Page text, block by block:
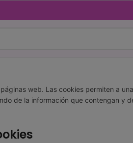
web. Las cookies permiten a
de la información que contengan y